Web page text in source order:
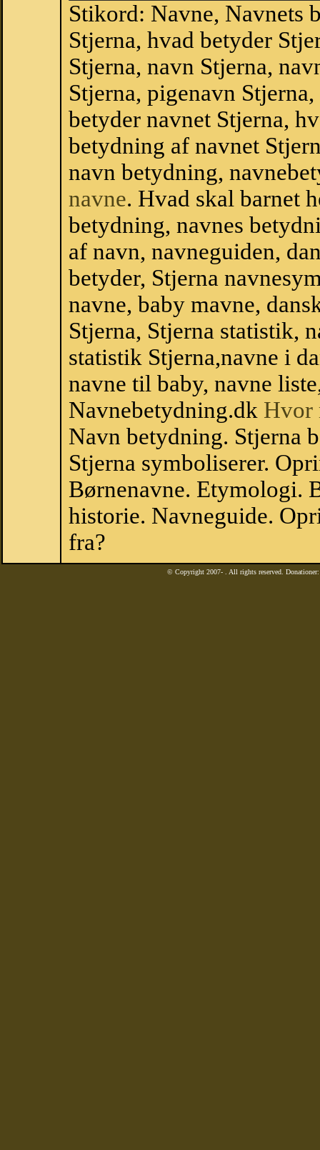
Stikord: Navne, Navnets
Stjerna, hvad betyder
Stjerna, navn Stjerna,
Stjerna, pigenavn
betyder navnet Stjerna,
betydning af navnet
navn betydning,
navne. Hvad skal barnet
betydning, navnes
af navn, navneguiden,
betyder, Stjerna
navne, baby mavne,
Stjerna, Stjerna statistik,
statistik Stjerna,navne i
navne til baby, navne
Navnebetydning.dk Hvor
Navn betydning. Stjerna
Stjerna symboliserer.
Børnenavne. Etymologi.
historie. Navneguide.
fra?
© Copyright 2007- . All rights reserved.